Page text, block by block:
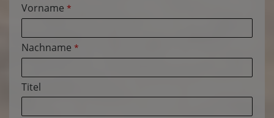
Vorname *
Nachname *
Titel